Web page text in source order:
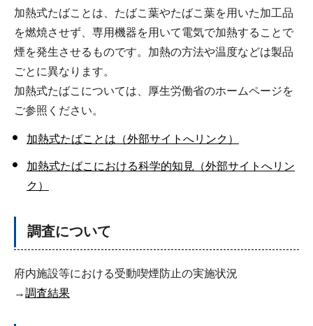
加熱式たばことは、たばこ葉やたばこ葉を用いた加工品
を燃焼させず、専用機器を用いて電気で加熱することで
煙を発生させるものです。加熱の方法や温度などは製品
ごとに異なります。
加熱式たばこについては、厚生労働省のホームページを
ご参照ください。
加熱式たばことは（外部サイトへリンク）
加熱式たばこにおける科学的知見（外部サイトへリン
ク）
調査について
府内施設等における受動喫煙防止の実施状況
→調査結果